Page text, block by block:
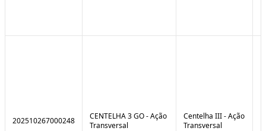
202510267000248
CENTELHA 3 GO - Ação
Transversal
Centelha III - Ação
Transversal